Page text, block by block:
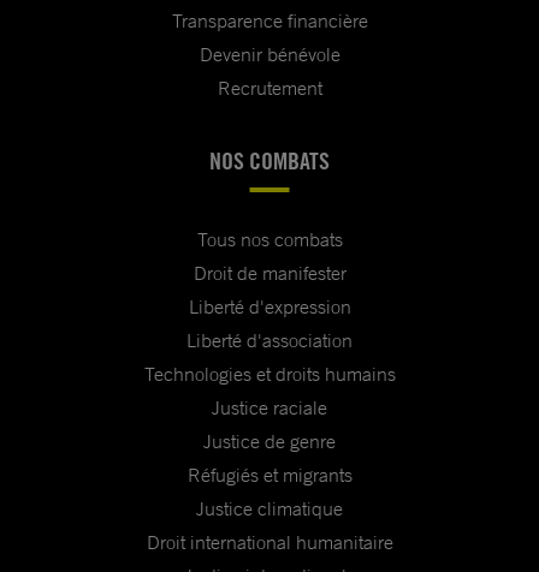
Transparence financière
Devenir bénévole
Recrutement
NOS COMBATS
Tous nos combats
Droit de manifester
Liberté d'expression
Liberté d'association
Technologies et droits humains
Justice raciale
Justice de genre
Réfugiés et migrants
Justice climatique
Droit international humanitaire